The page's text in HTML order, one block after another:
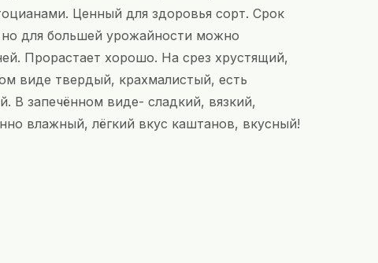
Ценный для здоровья сорт. Срок
но для большей урожайности можно
Прорастает хорошо. На срез хрустящий,
виде твердый, крахмалистый, есть
В запечённом виде- сладкий, вязкий,
влажный, лёгкий вкус каштанов, вкусный!